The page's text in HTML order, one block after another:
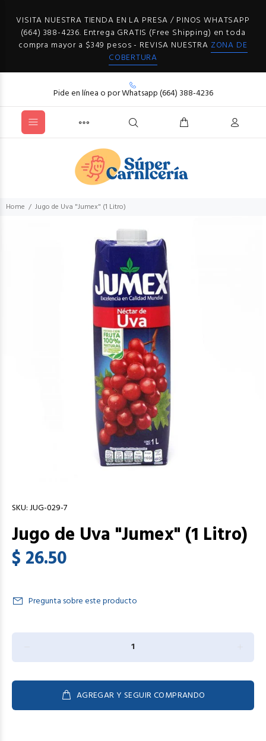
VISITA NUESTRA TIENDA EN LA PRESA / PINOS WHATSAPP
(664) 388-4236. Entrega GRATIS (Free Shipping) en toda
compra mayor a $349 pesos - REVISA NUESTRA ZONA DE
COBERTURA
Pide en línea o por Whatsapp (664) 388-4236
Home Jugo de Uva "Jumex" (1 Litro)
SKU:JUG-029-7
Jugo de Uva "Jumex" (1 Litro)
$ 26.50
Pregunta sobre este producto
AGREGAR Y SEGUIR COMPRANDO